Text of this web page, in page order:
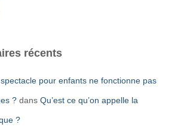
récents
pour enfants ne fonctionne pas
? dans Qu’est ce qu’on appelle la
?